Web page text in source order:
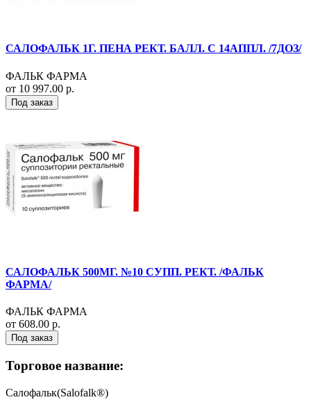
САЛОФАЛЬК 1Г. ПЕНА РЕКТ. БАЛЛ. С 14АППЛ. /7ДОЗ/
ФАЛЬК ФАРМА
от 10 997.00 р.
Под заказ
САЛОФАЛЬК 500МГ. №10 СУПП. РЕКТ. /ФАЛЬК
ФАРМА/
ФАЛЬК ФАРМА
от 608.00 р.
Под заказ
Торговое название:
Салофальк(Salofalk®)